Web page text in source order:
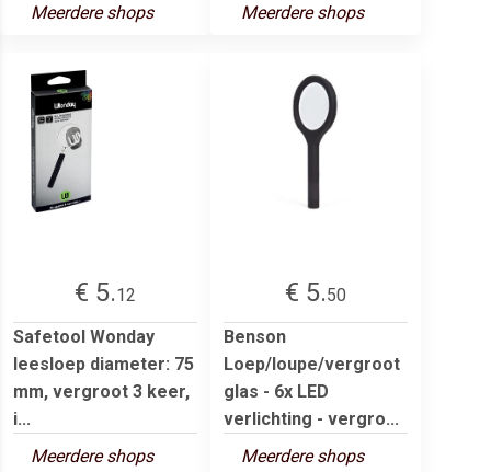
Meerdere shops Meerdere shops
€ 5.12
Safetool Wonday
leesloep diameter: 75
mm, vergroot 3 keer,
i...
Meerdere shops
€ 5.50
Benson
Loep/loupe/vergroot
glas - 6x LED
verlichting - vergro...
Meerdere shops